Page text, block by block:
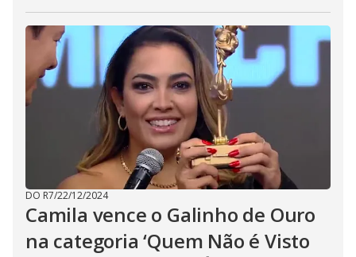
DO R7/22/12/2024
Camila vence o Galinho de Ouro
na categoria ‘Quem Não é Visto